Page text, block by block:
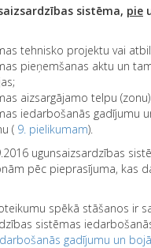
sistēma, pie
tehnisko projektu vai
pieņemšanas aktu un
aizsargājamo telpu
iedarbošanās gadījumu
( 9. pielikumam).
ugunsaizsardzības
pēc pieprasījuma, kas
spēkā stāšanos ir
sistēmas
gadījumu un